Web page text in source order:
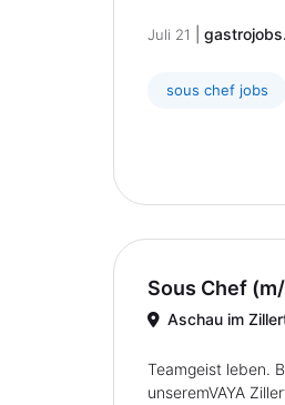
Juli 21
sous chef jobs
Sous Chef
Aschau im
Teamgeist leben.
unseremVAYA